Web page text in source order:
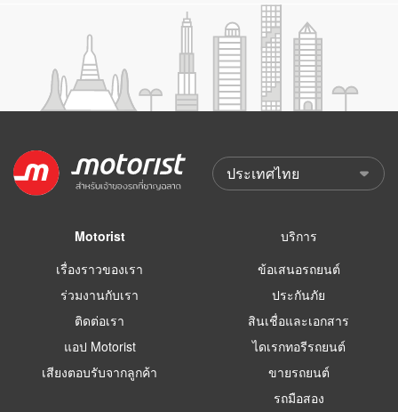
Motorist
เรื่องราวของเรา
ร่วมงานกับเรา
ติดต่อเรา
แอป Motorist
เสียงตอบรับจากลูกค้า
บริการ
ข้อเสนอรถยนต์
ประกันภัย
สินเชื่อและเอกสาร
ไดเรกทอรีรถยนต์
ขายรถยนต์
รถมือสอง